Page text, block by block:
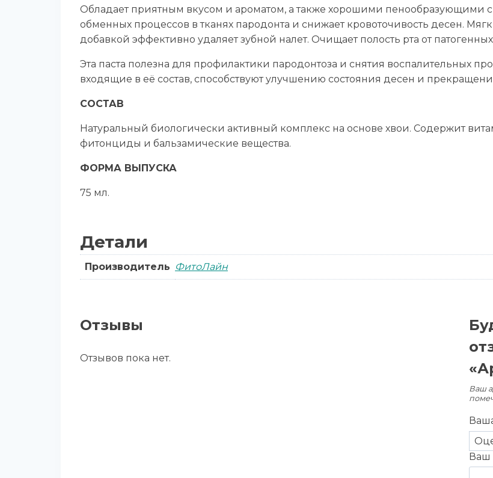
Обладает приятным вкусом и ароматом, а также хорошими пенообразующими
обменных процессов в тканях пародонта и снижает кровоточивость десен.
добавкой эффективно удаляет зубной налет. Очищает полость рта от
Эта паста полезна для профилактики пародонтоза и снятия воспалительных
входящие в её состав, способствуют улучшению состояния десен и
СОСТАВ
Натуральный биологически активный комплекс на основе хвои. Содержит
фитонциды и бальзамические вещества.
ФОРМА ВЫПУСКА
75 мл.
Детали
Производитель ФитоЛайн
Отзывы
Отзывов пока нет.
Ваш
Ваш